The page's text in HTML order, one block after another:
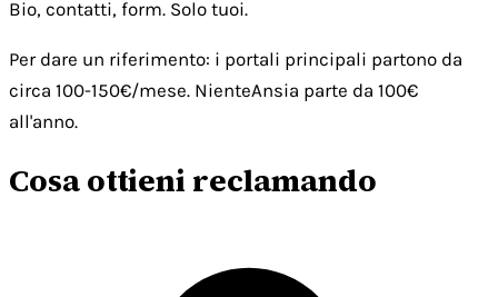
Bio, contatti, form. Solo tuoi.
Per dare un riferimento: i portali principali partono da
circa 100-150€/mese. NienteAnsia parte da 100€
all'anno.
Cosa ottieni reclamando